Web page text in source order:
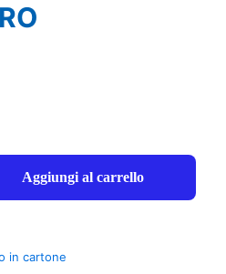
Aggiungi al carrello
in cartone